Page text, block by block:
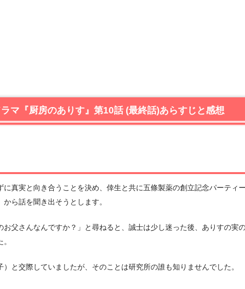
ラマ『厨房のありす』第10話 (最終話)あらすじと感想
に真実と向き合うことを決め、倖生と共に五條製薬の創立記念パーティ
ら話を聞き出そうとします。
お父さんなんですか？」と尋ねると、誠士は少し迷った後、ありすの実
と交際していましたが、そのことは研究所の誰も知りませんでした。